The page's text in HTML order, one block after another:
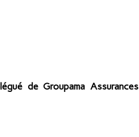
de Groupama Assurances